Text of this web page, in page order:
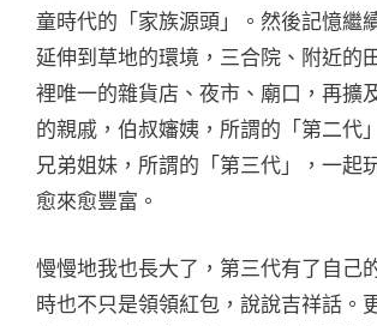
童時代的「家族源頭」。然後記憶繼
延伸到草地的環境，三合院、附近的
裡唯一的雜貨店、夜市、廟口，再擴
的親戚，伯叔嬸姨，所謂的「第二代
兄弟姐妹，所謂的「第三代」，一起
愈來愈豐富。
慢慢地我也長大了，第三代有了自己
時也不只是領領紅包，說說吉祥話。